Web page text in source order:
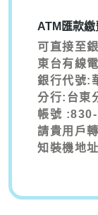
ATM匯款繳
可直接至
東台有線
銀行代號:
分行:台東
帳號
請貴用戶
知裝機地